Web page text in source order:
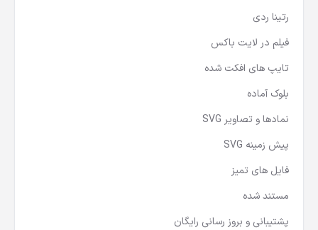
رتینا ردی
فیلم در لایت باکس
تایپ های افکت شده
بلوک آماده
نمادها و تصاویر SVG
پیش زمینه SVG
فایل های تمیز
مستند شده
پشتیبانی و بروز رسانی رایگان